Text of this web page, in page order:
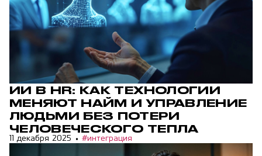
ИИ В HR: КАК ТЕХНОЛОГИИ
МЕНЯЮТ НАЙМ И УПРАВЛЕНИЕ
ЛЮДЬМИ БЕЗ ПОТЕРИ
ЧЕЛОВЕЧЕСКОГО ТЕПЛА
11 декабря 2025 #интеграция